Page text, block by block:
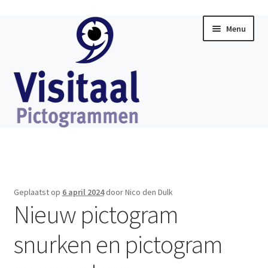
inhoud
Menu
Software
Producten
Geplaatst op 6 april 2024 door Nico den Dulk
Nieuw pictogram
snurken en pictogram